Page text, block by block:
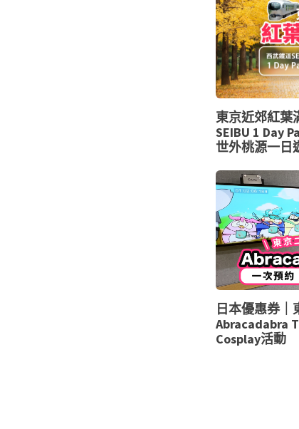
東京近郊紅葉
SEIBU 1 Day
世外桃源一日
日本優惠券｜
Abracadabra
Cosplay活動